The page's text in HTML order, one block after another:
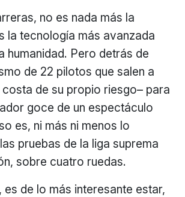
no es nada más la
la tecnología más avanzada
humanidad. Pero detrás de
de 22 pilotos que salen a
de su propio riesgo– para
goce de un espectáculo
es, ni más ni menos lo
pruebas de la liga suprema
sobre cuatro ruedas.
es de lo más interesante estar,